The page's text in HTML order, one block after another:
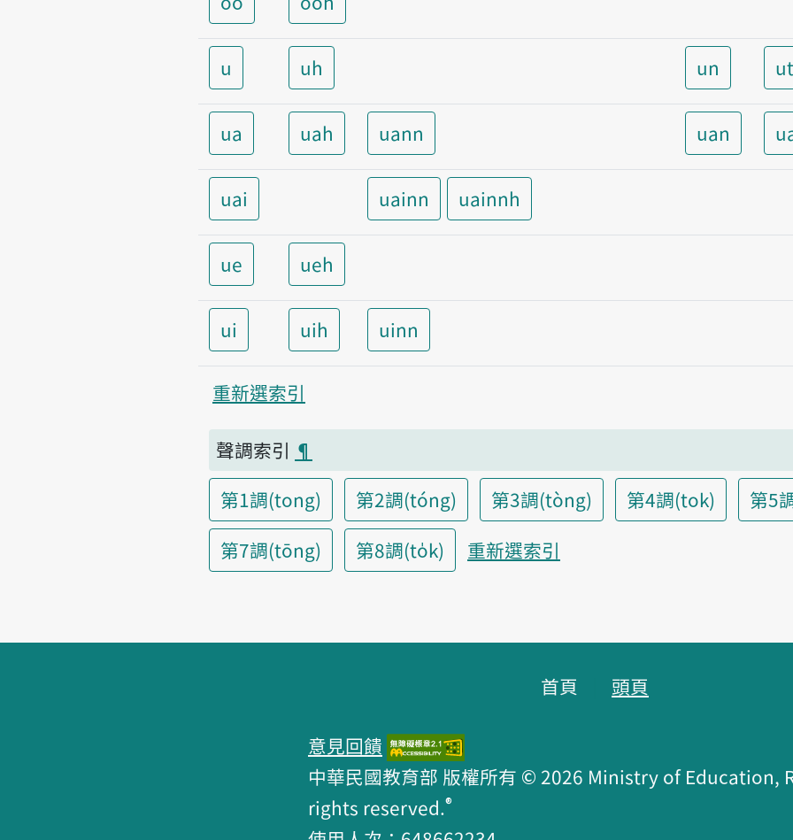
u uh un ut
ua uah uann uan
uai uainn uainnh
ue ueh
ui uih uinn
重新選索引
聲調索引 ¶
第1調(tong)
第2調(tóng) 第3調(tòng) 第4調(tok)
第5
第7調(tōng)
第8調(to̍k) 重新選索引
首頁 頭頁
意見回饋
中華民國教育部 版權所有 © 2026 Ministry of Education,
rights reserved.®